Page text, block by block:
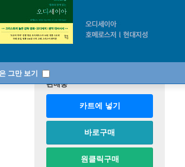
그만 보기
필사 [ PDF ]
판매중
카트에 넣기
바로구매
원클릭구매